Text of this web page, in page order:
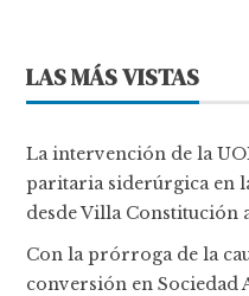
LAS MÁS VISTAS
La intervención de la
paritaria siderúrgica en
desde Villa Constitución
Con la prórroga de la
conversión en Sociedad